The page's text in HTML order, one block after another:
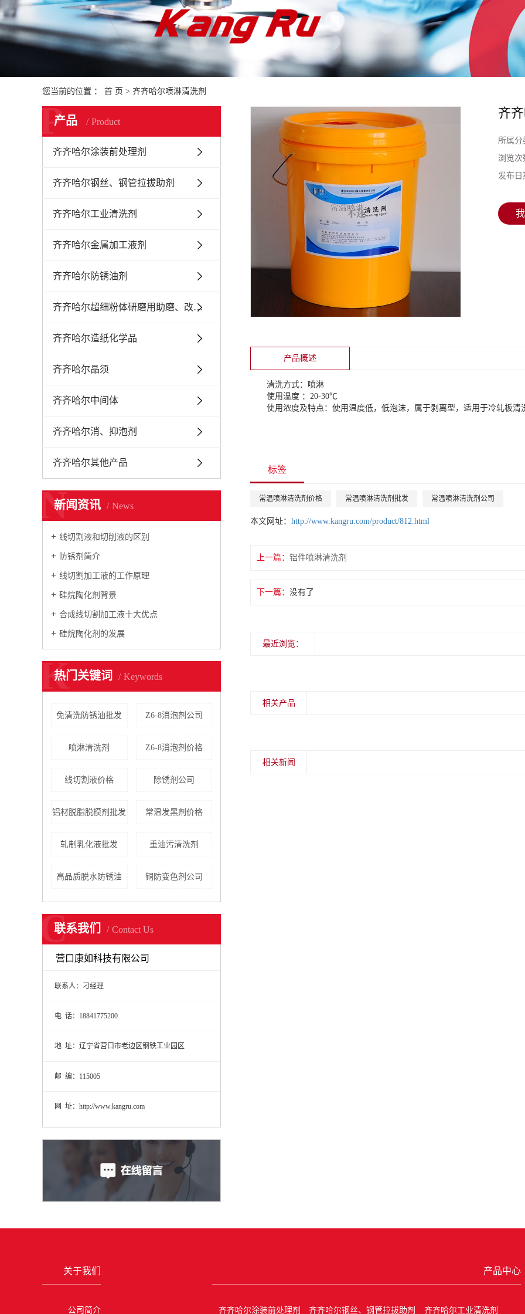
您当前的位置 ： 首 页 > 齐齐哈尔喷淋清洗剂
产品 Product
P
齐齐哈尔涂装前处理剂
齐齐哈尔钢丝、钢管拉拔助剂
齐齐哈尔工业清洗剂
齐齐哈尔金属加工液剂
齐齐哈尔防锈油剂
齐齐哈尔超细粉体研磨用助磨、改性分散剂
齐齐哈尔造纸化学品
齐齐哈尔晶须
齐齐哈尔中间体
齐齐哈尔消、抑泡剂
齐齐哈尔其他产品
新闻资讯 News
N
线切割液和切削液的区别
防锈剂简介
线切割加工液的工作原理
硅烷陶化剂背景
合成线切割加工液十大优点
硅烷陶化剂的发展
热门关键词 Keywords
K
免清洗防锈油批发 Z6-8消泡剂公司
喷淋清洗剂 Z6-8消泡剂价格
线切割液价格 除锈剂公司
铝材脱脂脱模剂批发 常温发黑剂价格
轧制乳化液批发 重油污清洗剂
高品质脱水防锈油 铜防变色剂公司
联系我们 Contact Us
C
营口康如科技有限公司
联系人：刁经理
电 话：18841775200
地 址：辽宁省营口市老边区钢铁工业园区
邮 编：115005
网 址：http://www.kangru.com
齐
所属分
浏览次
发布日
产品概述
清洗方式：喷淋
使用温度 ：20-30℃
使用浓度及特点：使用温度低，低泡沫，属于剥离型，适用于冷轧板清
标签
常温喷淋清洗剂价格 常温喷淋清洗剂批发 常温喷淋清洗剂公司
本文网址： http://www.kangru.com/product/812.html
上一篇： 铝件喷淋清洗剂
下一篇： 没有了
最近浏览：
相关产品
相关新闻
关于我们
公司简介
产品中心
齐齐哈尔涂装前处理剂 齐齐哈尔钢丝、钢管拉拔助剂 齐齐哈尔工业清洗剂